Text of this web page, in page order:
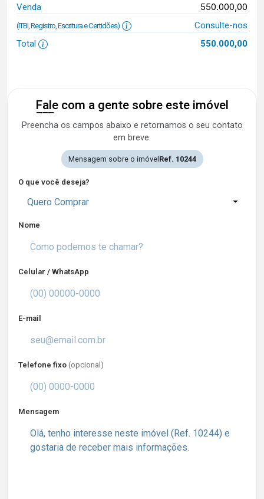
Venda 550.000,00
(ITBI, Registro, Escritura e Certidões)
Consulte-nos
Total
550.000,00
Fale com a gente sobre este imóvel
Preencha os campos abaixo e retornamos o seu contato
em breve.
Mensagem sobre o imóvelRef. 10244
O que você deseja?
Quero Comprar
Nome
Celular / WhatsApp
E-mail
Telefone fixo (opcional)
Mensagem